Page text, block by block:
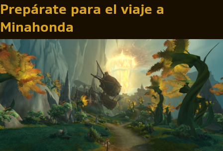
Prepárate para el viaje a
Minahonda